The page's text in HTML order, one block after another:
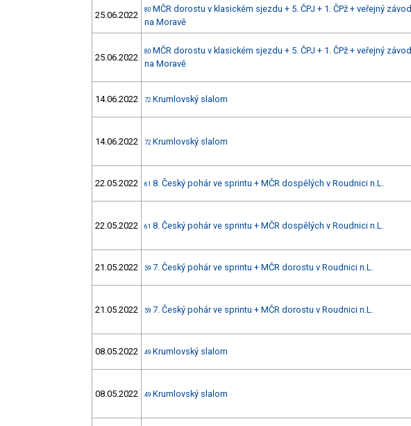
25.06.2022 80 MČR dorostu v klasickém sjezdu + 5. ČPJ + 1. ČPž + veřejný závod
na Moravě
25.06.2022
80 MČR dorostu v klasickém sjezdu + 5. ČPJ + 1. ČPž + veřejný závod
na Moravě
14.06.2022 72 Krumlovský slalom
14.06.2022 72 Krumlovský slalom
22.05.2022 61 8. Český pohár ve sprintu + MČR dospělých v Roudnici n.L.
22.05.2022 61 8. Český pohár ve sprintu + MČR dospělých v Roudnici n.L.
21.05.2022 59 7. Český pohár ve sprintu + MČR dorostu v Roudnici n.L.
21.05.2022 59 7. Český pohár ve sprintu + MČR dorostu v Roudnici n.L.
08.05.2022 49 Krumlovský slalom
08.05.2022 49 Krumlovský slalom